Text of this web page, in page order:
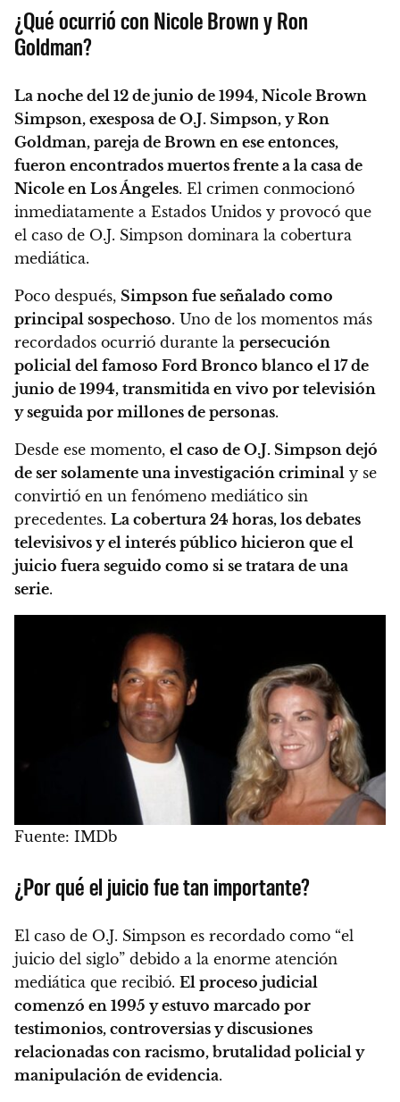
¿Qué ocurrió con Nicole Brown y Ron
Goldman?
La noche del 12 de junio de 1994, Nicole Brown
Simpson, exesposa de O.J. Simpson, y Ron
Goldman, pareja de Brown en ese entonces,
fueron encontrados muertos frente a la casa de
Nicole en Los Ángeles. El crimen conmocionó
inmediatamente a Estados Unidos y provocó que
el caso de O.J. Simpson dominara la cobertura
mediática.
Poco después, Simpson fue señalado como
principal sospechoso. Uno de los momentos más
recordados ocurrió durante la persecución
policial del famoso Ford Bronco blanco el 17 de
junio de 1994, transmitida en vivo por televisión
y seguida por millones de personas.
Desde ese momento, el caso de O.J. Simpson dejó
de ser solamente una investigación criminal y se
convirtió en un fenómeno mediático sin
precedentes. La cobertura 24 horas, los debates
televisivos y el interés público hicieron que el
juicio fuera seguido como si se tratara de una
serie.
Fuente: IMDb
¿Por qué el juicio fue tan importante?
El caso de O.J. Simpson es recordado como “el
juicio del siglo” debido a la enorme atención
mediática que recibió. El proceso judicial
comenzó en 1995 y estuvo marcado por
testimonios, controversias y discusiones
relacionadas con racismo, brutalidad policial y
manipulación de evidencia.